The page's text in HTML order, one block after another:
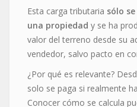
Esta carga tributaria sólo
una propiedad y se ha
valor del terreno desde su
vendedor, salvo pacto en
¿Por qué es relevante?
solo se paga si realmente
Conocer cómo se calcula